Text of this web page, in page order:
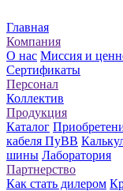
Главная
Компания
О нас Миссия и
Сертификаты
Персонал
Коллектив
Продукция
Каталог
кабеля ПуВВ
шины Лаборатория
Партнерство
Как стать дилером